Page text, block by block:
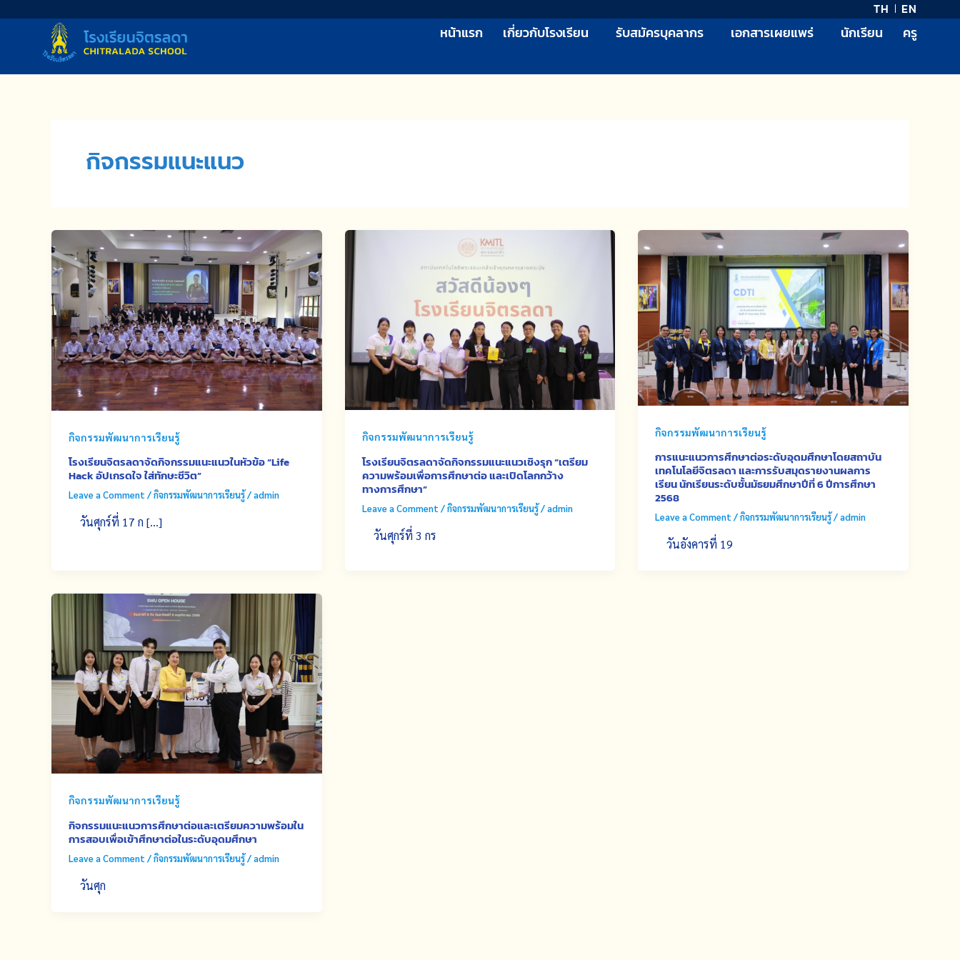
TH EN
หน้าแรก เกี่ยวกับโรงเรียน รับสมัครบุคลากร เอกสารเผยแพร่ นักเรียน ครู
กิจกรรมแนะแนว
กิจกรรมพัฒนาการเรียนรู้
โรงเรียนจิตรลดาจัดกิจกรรมแนะแนวในหัวข้อ “Life
Hack อัปเกรดใจ ใส่ทักษะชีวิต”
Leave a Comment /กิจกรรมพัฒนาการเรียนรู้/admin
วันศุกร์ที่ 17 ก […]
กิจกรรมพัฒนาการเรียนรู้
โรงเรียนจิตรลดาจัดกิจกรรมแนะแนวเชิงรุก “เตรียม
ความพร้อมเพื่อการศึกษาต่อ และเปิดโลกกว้าง
ทางการศึกษา”
Leave a Comment /กิจกรรมพัฒนาการเรียนรู้/admin
วันศุกร์ที่ 3 กร
กิจกรรมพัฒนาการเรียนรู้
การแนะแนวการศึกษาต่อระดับอุดมศึกษาโดยสถาบัน
เทคโนโลยีจิตรลดา และการรับสมุดรายงานผลการ
เรียน นักเรียนระดับชั้นมัธยมศึกษาปีที่ 6 ปีการศึกษา
2568
Leave a Comment /กิจกรรมพัฒนาการเรียนรู้/admin
วันอังคารที่ 19
กิจกรรมพัฒนาการเรียนรู้
กิจกรรมแนะแนวการศึกษาต่อและเตรียมความพร้อมใน
การสอบเพื่อเข้าศึกษาต่อในระดับอุดมศึกษา
Leave a Comment /กิจกรรมพัฒนาการเรียนรู้/admin
วันศุก